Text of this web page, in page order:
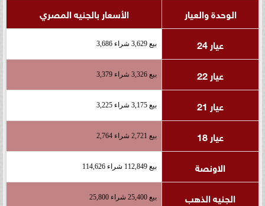
الوحدة والعيار
الأسعار بالجنيه المصري
عيار 24
بيع 3,629 شراء 3,686
عيار 22 بيع 3,326 شراء 3,379
عيار 21 بيع 3,175 شراء 3,225
عيار 18 بيع 2,721 شراء 2,764
الاونصة بيع 112,849 شراء 114,626
الجنيه الذهب بيع 25,400 شراء 25,800